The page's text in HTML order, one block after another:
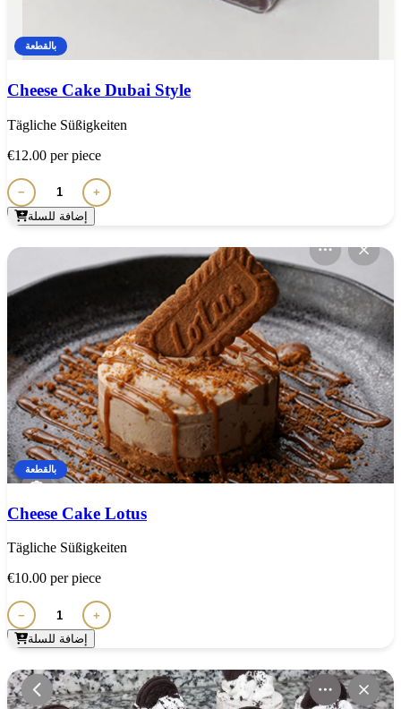
بالقطعة
Cheese Cake Dubai Style
Tägliche Süßigkeiten
€12.00 per piece
−
+
إضافة للسلة
بالقطعة
Cheese Cake Lotus
Tägliche Süßigkeiten
€10.00 per piece
−
+
إضافة للسلة